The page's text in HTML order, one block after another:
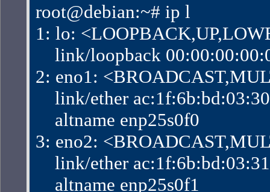
root@debian:~# ip l
1: lo:
link/loopback
2: eno1:
link/ether
altname enp25s0f0
3: eno2:
link/ether
altname enp25s0f1